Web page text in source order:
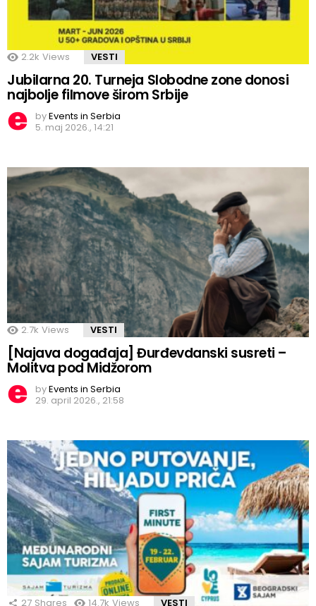
2.2k Views VESTI
Jubilarna 20. Turneja Slobodne zone donosi
najbolje filmove širom Srbije
byEvents in Serbia
5. maj 2026., 14:21
2.7k Views VESTI
[Najava događaja] Đurđevdanski susreti –
Molitva pod Midžorom
byEvents in Serbia
29. april 2026., 21:58
27 Shares 14.7k Views VESTI